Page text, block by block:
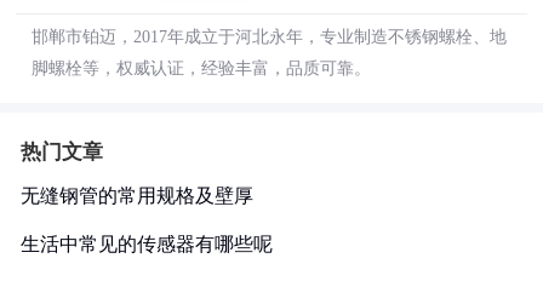
邯郸市铂迈，2017年成立于河北永年，专业制造不锈钢螺栓、地
脚螺栓等，权威认证，经验丰富，品质可靠。
热门文章
无缝钢管的常用规格及壁厚
生活中常见的传感器有哪些呢